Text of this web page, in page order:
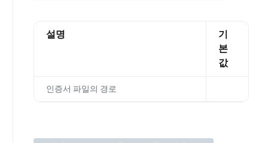
설명
기
본
값
인증서 파일의 경로